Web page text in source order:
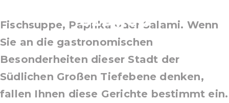
Szeged
Fischsuppe, Paprika oder Salami. Wenn
Sie an die gastronomischen
Besonderheiten dieser Stadt der
Südlichen Großen Tiefebene denken,
fallen Ihnen diese Gerichte bestimmt ein.